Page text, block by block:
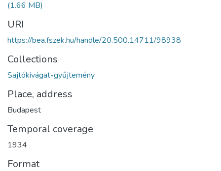
(1.66 MB)
URI
https://bea.fszek.hu/handle/20.500.14711/98938
Collections
Sajtókivágat-gyűjtemény
Place, address
Budapest
Temporal coverage
1934
Format